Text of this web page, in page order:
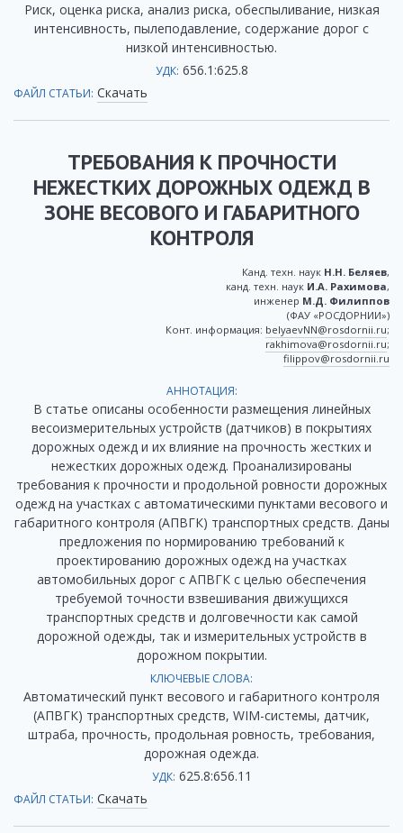
Риск, оценка риска, анализ риска, обеспыливание, низкая
интенсивность, пылеподавление, содержание дорог с
низкой интенсивностью.
УДК: 656.1:625.8
ФАЙЛ СТАТЬИ: Скачать
ТРЕБОВАНИЯ К ПРОЧНОСТИ
НЕЖЕСТКИХ ДОРОЖНЫХ ОДЕЖД В
ЗОНЕ ВЕСОВОГО И ГАБАРИТНОГО
КОНТРОЛЯ
Канд. техн. наук Н.Н. Беляев,
канд. техн. наук И.А. Рахимова,
инженер М.Д. Филиппов
(ФАУ «РОСДОРНИИ»)
Конт. информация: belyaevNN@rosdornii.ru;
rakhimova@rosdornii.ru;
filippov@rosdornii.ru
АННОТАЦИЯ:
В статье описаны особенности размещения линейных
весоизмерительных устройств (датчиков) в покрытиях
дорожных одежд и их влияние на прочность жестких и
нежестких дорожных одежд. Проанализированы
требования к прочности и продольной ровности дорожных
одежд на участках с автоматическими пунктами весового и
габаритного контроля (АПВГК) транспортных средств. Даны
предложения по нормированию требований к
проектированию дорожных одежд на участках
автомобильных дорог с АПВГК с целью обеспечения
требуемой точности взвешивания движущихся
транспортных средств и долговечности как самой
дорожной одежды, так и измерительных устройств в
дорожном покрытии.
КЛЮЧЕВЫЕ СЛОВА:
Автоматический пункт весового и габаритного контроля
(АПВГК) транспортных средств, WIM-системы, датчик,
штраба, прочность, продольная ровность, требования,
дорожная одежда.
УДК: 625.8:656.11
ФАЙЛ СТАТЬИ: Скачать